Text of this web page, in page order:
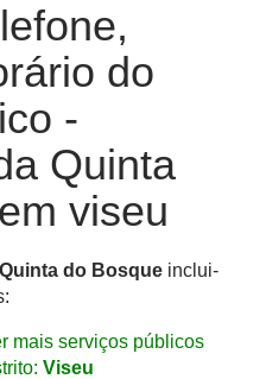
do
-
Quinta
viseu
do Bosque inclui-
mais serviços públicos
Viseu